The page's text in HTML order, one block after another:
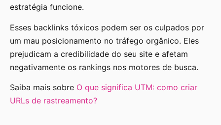
estratégia funcione.
Esses backlinks tóxicos podem ser os culpados por
um mau posicionamento no tráfego orgânico. Eles
prejudicam a credibilidade do seu site e afetam
negativamente os rankings nos motores de busca.
Saiba mais sobre O que significa UTM: como criar
URLs de rastreamento?